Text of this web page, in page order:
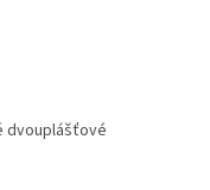
dvouplášťové